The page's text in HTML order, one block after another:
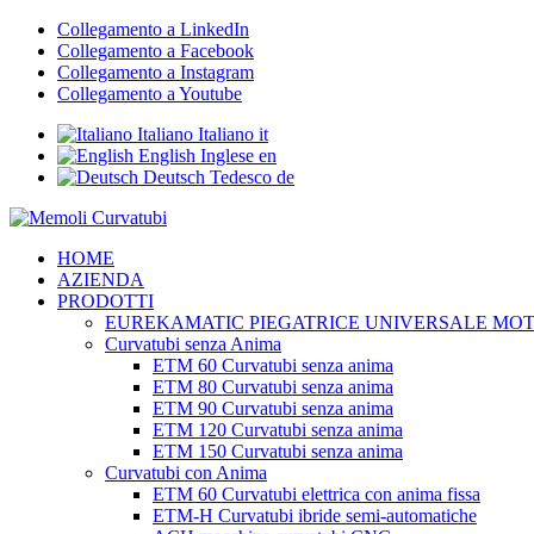
Collegamento a LinkedIn
Collegamento a Facebook
Collegamento a Instagram
Collegamento a Youtube
Italiano Italiano it
English Inglese en
Deutsch Tedesco de
HOME
AZIENDA
PRODOTTI
EUREKAMATIC PIEGATRICE UNIVERSALE
Curvatubi senza Anima
ETM 60 Curvatubi senza anima
ETM 80 Curvatubi senza anima
ETM 90 Curvatubi senza anima
ETM 120 Curvatubi senza anima
ETM 150 Curvatubi senza anima
Curvatubi con Anima
ETM 60 Curvatubi elettrica con anima fissa
ETM-H Curvatubi ibride semi-automatiche